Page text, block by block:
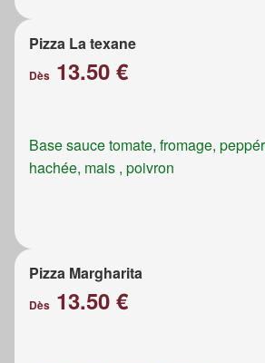
Pizza La texane
Dès 13.50 €
Base sauce tomate, fromage,
hachée, mais , poivron
Pizza Margharita
Dès 13.50 €